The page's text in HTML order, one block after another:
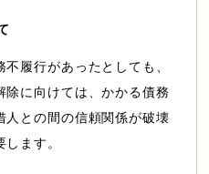
履行があったとしても、
除に向けては、かかる債務
人との間の信頼関係が破壊
ます。